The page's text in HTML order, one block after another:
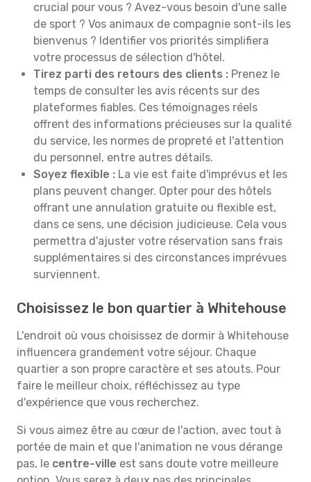
crucial pour vous ? Avez-vous besoin d'une salle
de sport ? Vos animaux de compagnie sont-ils les
bienvenus ? Identifier vos priorités simplifiera
votre processus de sélection d'hôtel.
Tirez parti des retours des clients : Prenez le
temps de consulter les avis récents sur des
plateformes fiables. Ces témoignages réels
offrent des informations précieuses sur la qualité
du service, les normes de propreté et l'attention
du personnel, entre autres détails.
Soyez flexible : La vie est faite d'imprévus et les
plans peuvent changer. Opter pour des hôtels
offrant une annulation gratuite ou flexible est,
dans ce sens, une décision judicieuse. Cela vous
permettra d'ajuster votre réservation sans frais
supplémentaires si des circonstances imprévues
surviennent.
Choisissez le bon quartier à Whitehouse
L'endroit où vous choisissez de dormir à Whitehouse
influencera grandement votre séjour. Chaque
quartier a son propre caractère et ses atouts. Pour
faire le meilleur choix, réfléchissez au type
d'expérience que vous recherchez.
Si vous aimez être au cœur de l'action, avec tout à
portée de main et que l'animation ne vous dérange
pas, le centre-ville est sans doute votre meilleure